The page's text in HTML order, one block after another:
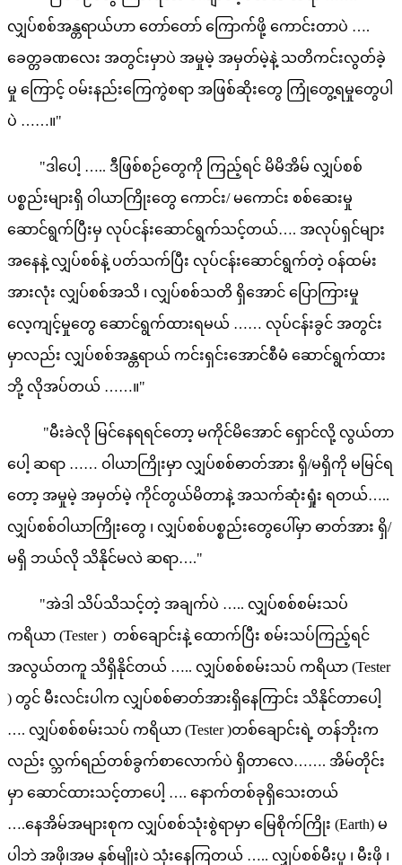
လျှပ်စစ်အန္တရာယ်ဟာ တော်တော် ကြောက်ဖို့ ကောင်းတာပဲ ….
ခေတ္တခဏလေး အတွင်းမှာပဲ အမှုမဲ့ အမှတ်မဲ့နဲ့ သတိကင်းလွတ်ခဲ့
မှု ကြောင့် ဝမ်းနည်းကြေကွဲစရာ အဖြစ်ဆိုးတွေ ကြုံတွေ့ရမှုတွေပါ
ပဲ ……။"
"ဒါပေါ့ ….. ဒီဖြစ်စဉ်တွေကို ကြည့်ရင် မိမိအိမ် လျှပ်စစ်
ပစ္စည်းများရှိ ဝါယာကြိုးတွေ ကောင်း/ မကောင်း စစ်ဆေးမှု
ဆောင်ရွက်ပြီးမှ လုပ်ငန်းဆောင်ရွက်သင့်တယ်…. အလုပ်ရှင်များ
အနေနဲ့ လျှပ်စစ်နဲ့ ပတ်သက်ပြီး လုပ်ငန်းဆောင်ရွက်တဲ့ ဝန်ထမ်း
အားလုံး လျှပ်စစ်အသိ ၊ လျှပ်စစ်သတိ ရှိအောင် ပြောကြားမှု
လေ့ကျင့်မှုတွေ ဆောင်ရွက်ထားရမယ် …… လုပ်ငန်းခွင် အတွင်း
မှာလည်း လျှပ်စစ်အန္တရာယ် ကင်းရှင်းအောင်စီမံ ဆောင်ရွက်ထား
ဘို့ လိုအပ်တယ် ……။"
"မီးခဲလို မြင်နေရရင်တော့ မကိုင်မိအောင် ရှောင်လို့ လွယ်တာ
ပေါ့ ဆရာ …… ဝါယာကြိုးမှာ လျှပ်စစ်ဓာတ်အား ရှိ/မရှိကို မမြင်ရ
တော့ အမှုမဲ့ အမှတ်မဲ့ ကိုင်တွယ်မိတာနဲ့ အသက်ဆုံးရှုံး ရတယ်…..
လျှပ်စစ်ဝါယာကြိုးတွေ ၊ လျှပ်စစ်ပစ္စည်းတွေပေါ်မှာ ဓာတ်အား ရှိ/
မရှိ ဘယ်လို သိနိုင်မလဲ ဆရာ…."
"အဲဒါ သိပ်သိသင့်တဲ့ အချက်ပဲ ….. လျှပ်စစ်စမ်းသပ်
ကရိယာ (Tester ) တစ်ချောင်းနဲ့ ထောက်ပြီး စမ်းသပ်ကြည့်ရင်
အလွယ်တကူ သိရှိနိုင်တယ် ….. လျှပ်စစ်စမ်းသပ် ကရိယာ (Tester
) တွင် မီးလင်းပါက လျှပ်စစ်ဓာတ်အားရှိနေကြာင်း သိနိုင်တာပေါ့
…. လျှပ်စစ်စမ်းသပ် ကရိယာ (Tester )တစ်ချောင်းရဲ့ တန်ဘိုးက
လည်း လ္ဘက်ရည်တစ်ခွက်စာလောက်ပဲ ရှိတာလေ……. အိမ်တိုင်း
မှာ ဆောင်ထားသင့်တာပေါ့ …. နောက်တစ်ခုရှိသေးတယ်
….နေအိမ်အများစုက လျှပ်စစ်သုံးစွဲရာမှာ မြေစိုက်ကြိုး (Earth) မ
ပါဘဲ အဖို၊အမ နှစ်မျိုးပဲ သုံးနေကြတယ် ….. လျှပ်စစ်မီးပူ ၊ မီးဖို ၊